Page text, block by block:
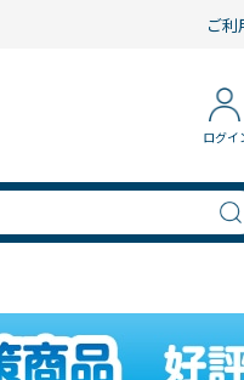
ご利
ログイ